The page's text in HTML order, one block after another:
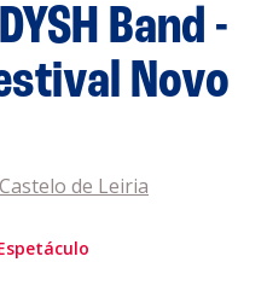
Band -
Novo
de Leiria